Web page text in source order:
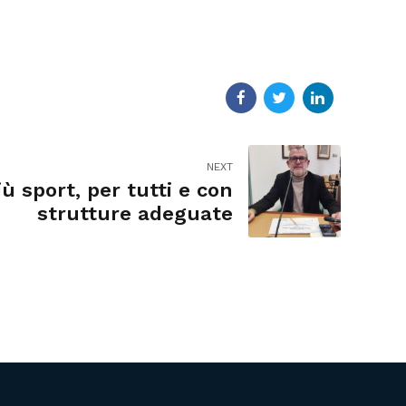
NEXT
sport, per tutti e con
strutture adeguate